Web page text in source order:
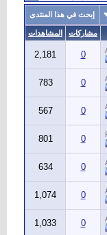
إبحث في هذا المنتدى
مشاركات المشاهدات
0
2,181
0
783
0
567
0
801
0
634
0
1,074
0
1,033